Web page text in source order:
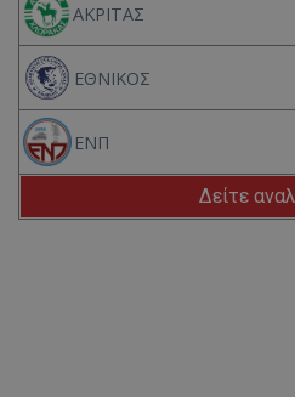
ΑΚΡΙΤΑΣ
ΕΘΝΙΚΟΣ
ΕΝΠ
Δείτε